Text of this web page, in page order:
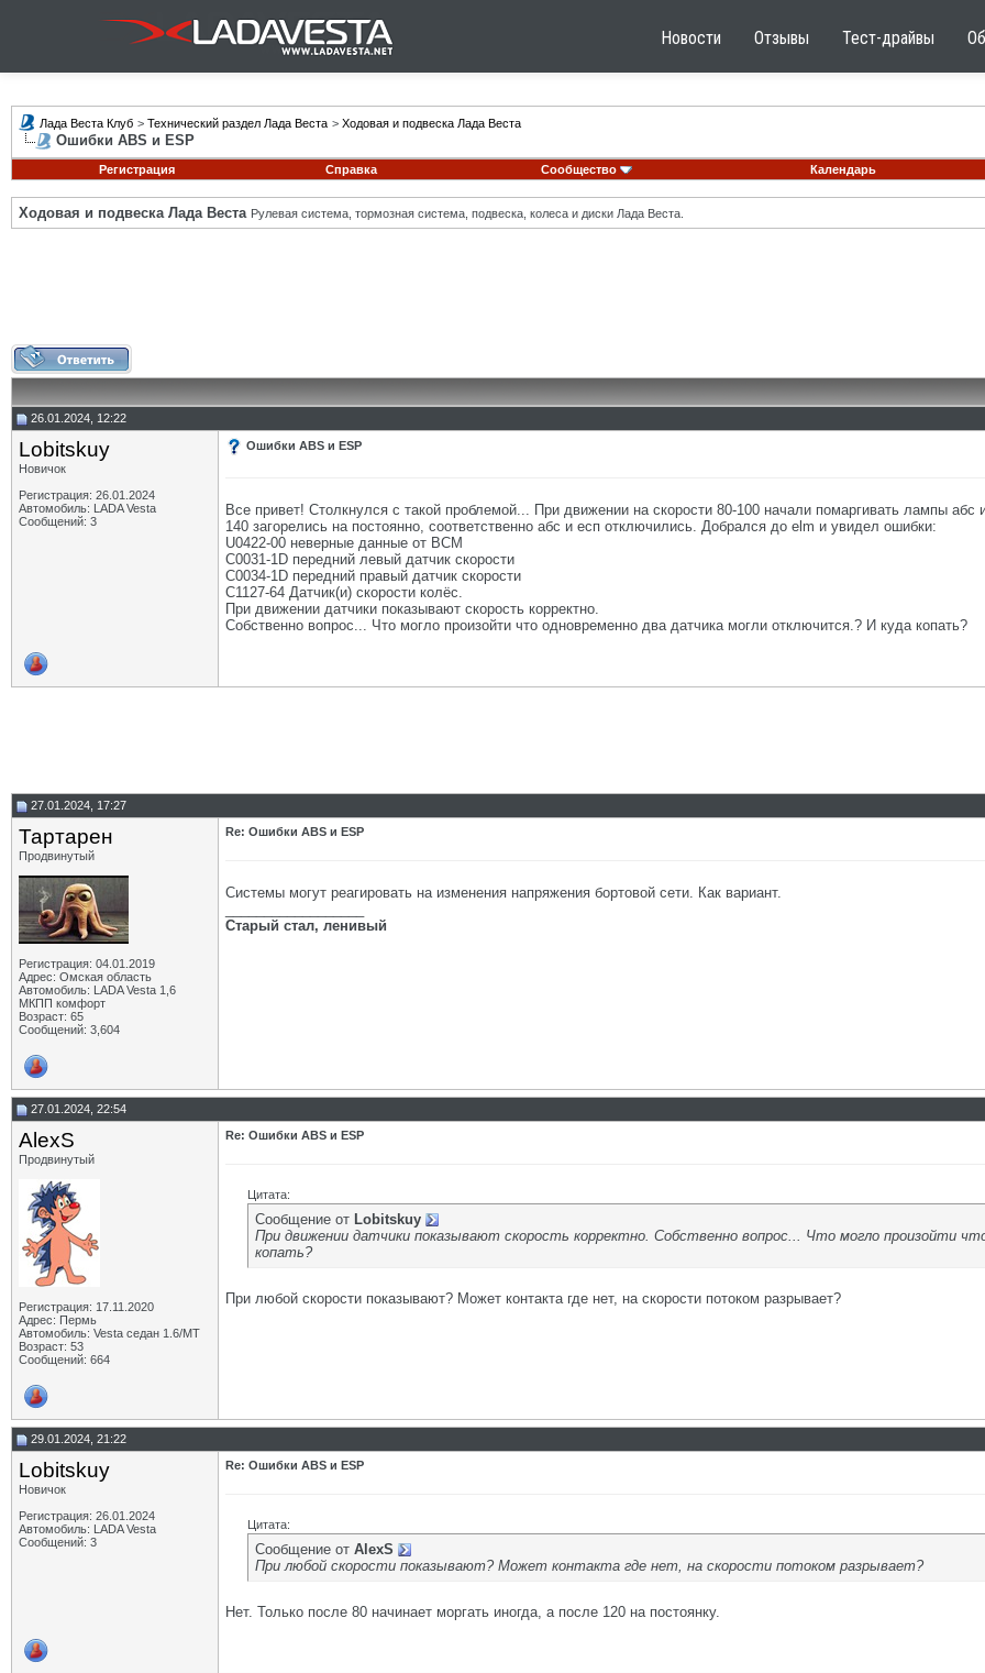
Новости Отзывы Тест-драйвы
Лада Веста Клуб > Технический раздел Лада Веста > Ходовая и подвеска Лада Веста
Ошибки ABS и ESP
Регистрация Справка Сообщество Календарь
Ходовая и подвеска Лада Веста Рулевая система, тормозная система, подвеска, колеса и диски Лада Веста.
26.01.2024, 12:22
Lobitskuy
Новичок
Регистрация: 26.01.2024
Автомобиль: LADA Vesta
Сообщений: 3
Ошибки ABS и ESP
Все привет! Столкнулся с такой проблемой... При движении на скорости 80-100 начали помаргивать лампы
140 загорелись на постоянно, соответственно абс и есп отключились. Добрался до elm и увидел ошибки:
U0422-00 неверные данные от BCM
C0031-1D передний левый датчик скорости
C0034-1D передний правый датчик скорости
C1127-64 Датчик(и) скорости колёс.
При движении датчики показывают скорость корректно.
Собственно вопрос... Что могло произойти что одновременно два датчика могли отключится.? И куда копать?
27.01.2024, 17:27
Тартарен
Продвинутый
Регистрация: 04.01.2019
Адрес: Омская область
Автомобиль: LADA Vesta 1,6
МКПП комфорт
Возраст: 65
Сообщений: 3,604
Re: Ошибки ABS и ESP
Системы могут реагировать на изменения напряжения бортовой сети. Как вариант.
Старый стал, ленивый
27.01.2024, 22:54
AlexS
Продвинутый
Регистрация: 17.11.2020
Адрес: Пермь
Автомобиль: Vesta седан 1.6/МТ
Возраст: 53
Сообщений: 664
Re: Ошибки ABS и ESP
Цитата:
Сообщение от Lobitskuy
При движении датчики показывают скорость корректно. Собственно вопрос... Что могло произойти
копать?
При любой скорости показывают? Может контакта где нет, на скорости потоком разрывает?
29.01.2024, 21:22
Lobitskuy
Новичок
Регистрация: 26.01.2024
Автомобиль: LADA Vesta
Сообщений: 3
Re: Ошибки ABS и ESP
Цитата:
Сообщение от AlexS
При любой скорости показывают? Может контакта где нет, на скорости потоком разрывает?
Нет. Только после 80 начинает моргать иногда, а после 120 на постоянку.